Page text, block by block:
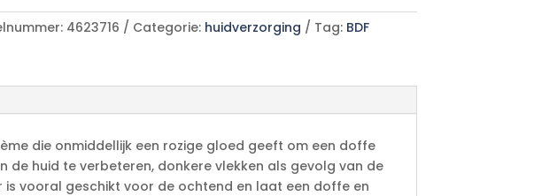
4623716 Categorie: huidverzorging Tag: BDF
die onmiddellijk een rozige gloed geeft om een doffe
huid te verbeteren, donkere vlekken als gevolg van de
vooral geschikt voor de ochtend en laat een doffe en